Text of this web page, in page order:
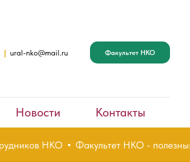
| ural-nko@mail.ru Факультет НКО
Новости Контакты
НКО Факультет НКО - полезный